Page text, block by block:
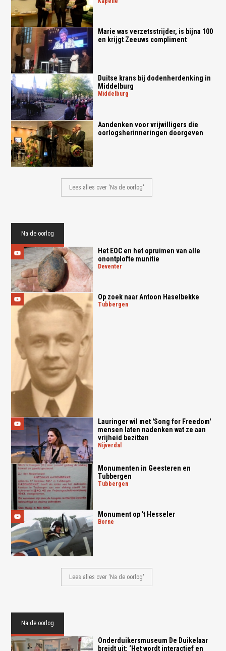
Marie was verzetsstrijder, is bijna 100
en krijgt Zeeuws compliment
Duitse krans bij dodenherdenking in
Middelburg
middelburg
Aandenken voor vrijwilligers die
oorlogsherinneringen doorgeven
Lees alles over 'Na de oorlog'
Na de oorlog
Het EOC en het opruimen van alle
onontplofte munitie
deventer
Op zoek naar Antoon Haselbekke
tubbergen
Lauringer wil met 'Song for Freedom'
mensen laten nadenken wat ze aan
vrijheid bezitten
nijverdal
Monumenten in Geesteren en
Tubbergen
tubbergen
Monument op 't Hesseler
borne
Lees alles over 'Na de oorlog'
Na de oorlog
Onderduikersmuseum De Duikelaar
breidt uit: ‘Het wordt interactief en